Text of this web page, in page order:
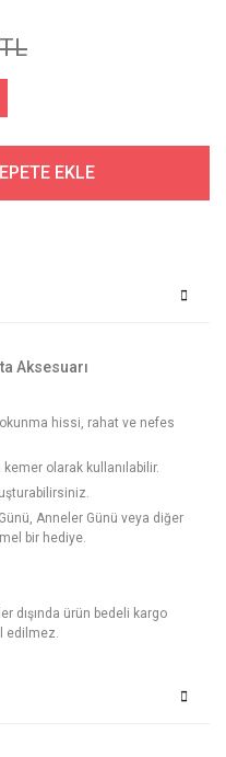
EKLE
Aksesuarı
hissi, rahat ve nefes
kemer olarak kullanılabilir.
Anneler Günü veya diğer
bir hediye.
dışında ürün bedeli kargo
edilmez.